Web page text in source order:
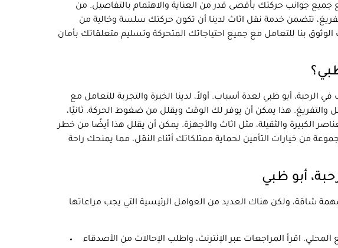
جميع جوانب حركتك بأقصى قدر من العناية والاهتمام بالتفاصيل. من
تتضمن خدمة نقل اثاث لدينا أن تكون حركتك سلسة وخالية من
بنا للتعامل مع جميع احتياجاتك المتحركة وتسليم متعلقاتك بأمان
أبو ظبي لعدة أسباب. أولاً، لدينا الخبرة والتجربة للتعامل مع
والتفريغ. هذا يمكن أن يوفر لك الوقت ويقلل من ضغوط الحركة. ثانيًا،
الكبيرة والثقيلة، مثل اثاث والأجهزة. يمكن أن يقلل هذا أيضًا من خطر
من خيارات التأمين لحماية ممتلكاتك أثناء النقل، مما يمنحك راحة
أبو ظبي
شاقة، ولكن هناك العديد من العوامل الرئيسية التي يجب مراعاتها
اقرأ المراجعات عبر الإنترنت، واطلب الإحالات من الأصدقاء